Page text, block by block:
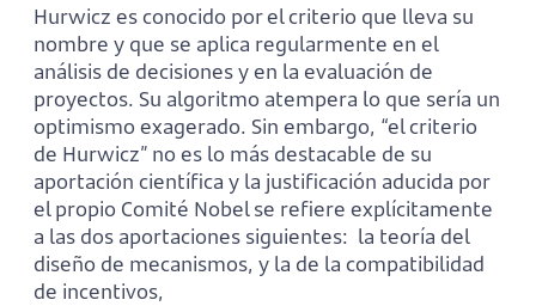
Hurwicz es conocido por el criterio que lleva su
nombre y que se aplica regularmente en el
análisis de decisiones y en la evaluación de
proyectos. Su algoritmo atempera lo que sería un
optimismo exagerado. Sin embargo, “el criterio
de Hurwicz” no es lo más destacable de su
aportación científica y la justificación aducida por
el propio Comité Nobel se refiere explícitamente
a las dos aportaciones siguientes: la teoría del
diseño de mecanismos, y la de la compatibilidad
de incentivos,